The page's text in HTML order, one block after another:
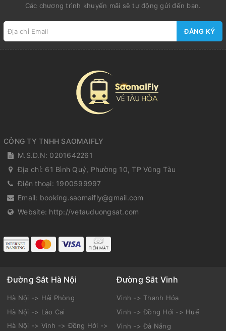
Các chương trình khuyến mãi sẽ tự động gửi đến bạn.
ĐĂNG KÝ
CÔNG TY TNHH SAOMAIFLY
M.S.D.N: 0201642261
Địa chỉ: 61 Bình Quý, Phường 10, TP Vũng Tàu
Điện thoại: 1900599997
Email: booking.saomaifly@gmail.com
Website: http://vetauduongsat.com
Đường Sắt Hà Nội
Hà Nội -> Hải Phòng
Hà Nội -> Lào Cai
Hà Nội -> Vinh -> Đồng Hới ->
Đường Sắt Vinh
Vinh -> Thanh Hóa
Vinh -> Đồng Hới -> Huế
Vinh -> Đà Nẵng